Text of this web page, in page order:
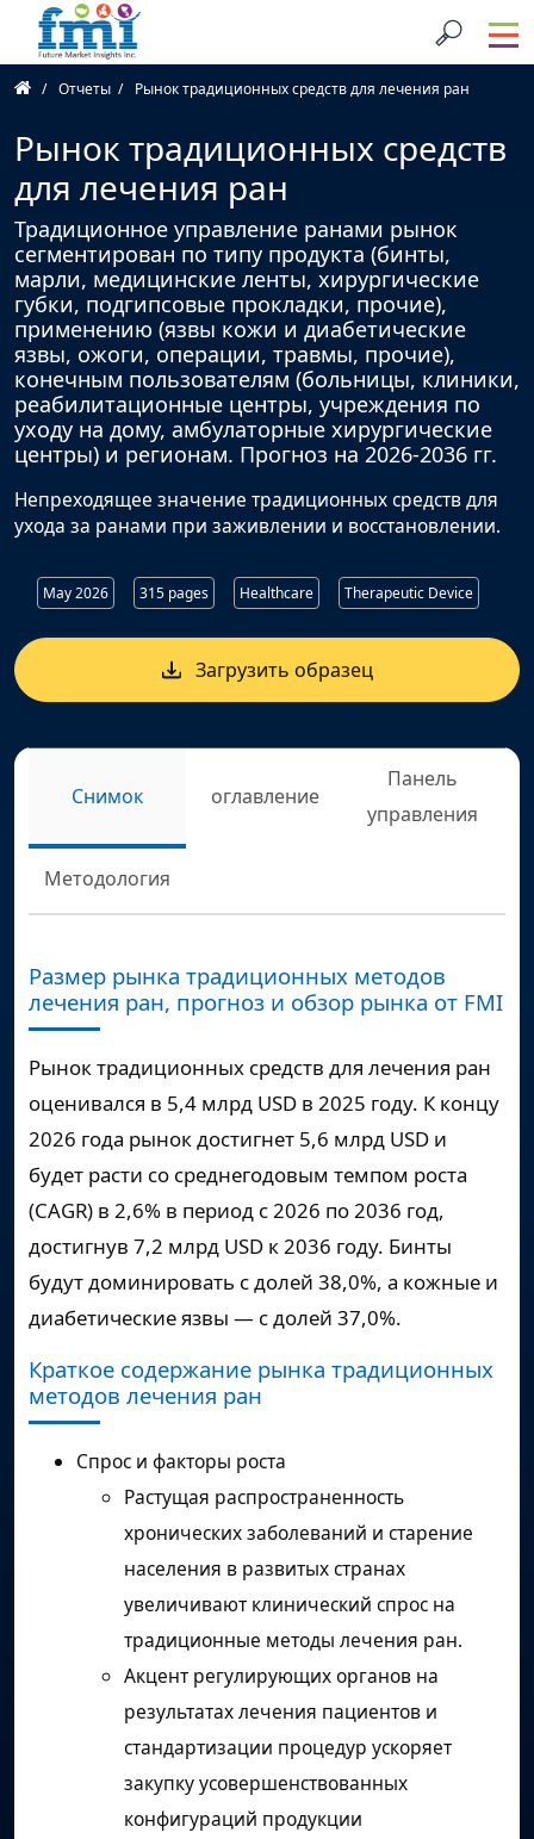
Отчеты Рынок традиционных средств для лечения ран
Рынок традиционных средств
для лечения ран
Традиционное управление ранами рынок
сегментирован по типу продукта (бинты,
марли, медицинские ленты, хирургические
губки, подгипсовые прокладки, прочие),
применению (язвы кожи и диабетические
язвы, ожоги, операции, травмы, прочие),
конечным пользователям (больницы, клиники,
реабилитационные центры, учреждения по
уходу на дому, амбулаторные хирургические
центры) и регионам. Прогноз на 2026-2036 гг.
Непреходящее значение традиционных средств для
ухода за ранами при заживлении и восстановлении.
May 2026 315 pages Healthcare Therapeutic Device
Загрузить образец
Снимок оглавление
Панель
управления
Методология
Размер рынка традиционных методов
лечения ран, прогноз и обзор рынка от FMI
Рынок традиционных средств для лечения ран
оценивался в 5,4 млрд USD в 2025 году. К концу
2026 года рынок достигнет 5,6 млрд USD и
будет расти со среднегодовым темпом роста
(CAGR) в 2,6% в период с 2026 по 2036 год,
достигнув 7,2 млрд USD к 2036 году. Бинты
будут доминировать с долей 38,0%, а кожные и
диабетические язвы — с долей 37,0%.
Краткое содержание рынка традиционных
методов лечения ран
Спрос и факторы роста
Растущая распространенность
хронических заболеваний и старение
населения в развитых странах
увеличивают клинический спрос на
традиционные методы лечения ран.
Акцент регулирующих органов на
результатах лечения пациентов и
стандартизации процедур ускоряет
закупку усовершенствованных
конфигураций продукции